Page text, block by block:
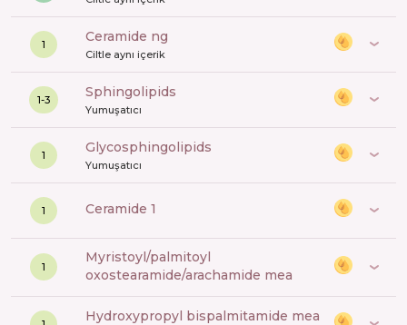
1 ceramide ng
Ciltle aynı içerik
1-3 sphingolipids
Yumuşatıcı
1 glycosphingolipids
Yumuşatıcı
1 ceramide 1
1
myristoyl/palmitoyl
oxostearamide/arachamide mea
hydroxypropyl bispalmitamide mea